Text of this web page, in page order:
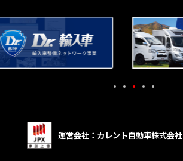
運営会社：カレント自動車株式会社